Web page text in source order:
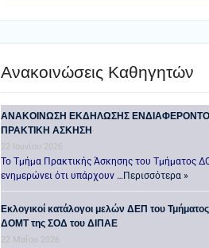
Ανακοινώσεις Καθηγητών
ANAKOINΩΣΗ ΕΚΔΗΛΩΣΗΣ
ΠΡΑΚΤΙΚΗ ΑΣΚΗΣΗ
22 Ιουνίου 2026
Το Τμήμα Πρακτικής Άσκησης του Τμήματος
ενημερώνει ότι υπάρχουν … Περισσότερα »
Εκλογικοί κατάλογοι μελών ΔΕΠ του Τμήματος
ΔΟΜΤ της ΣΟΔ του ΔΙΠΑΕ
22 Μαΐου 2026